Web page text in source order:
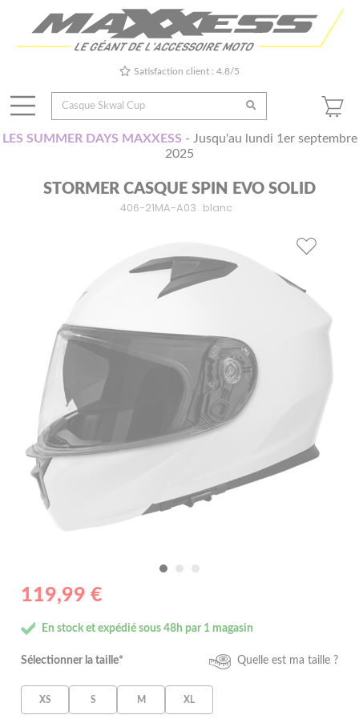
Satisfaction client : 4.8/5
LES SUMMER DAYS MAXXESS - Jusqu'au lundi 1er septembre
2025
STORMER CASQUE SPIN EVO SOLID
406-21MA-A03 blanc
119,99 €
En stock et expédié sous 48h par 1 magasin
Sélectionner la taille* Quelle est ma taille ?
XS S M XL